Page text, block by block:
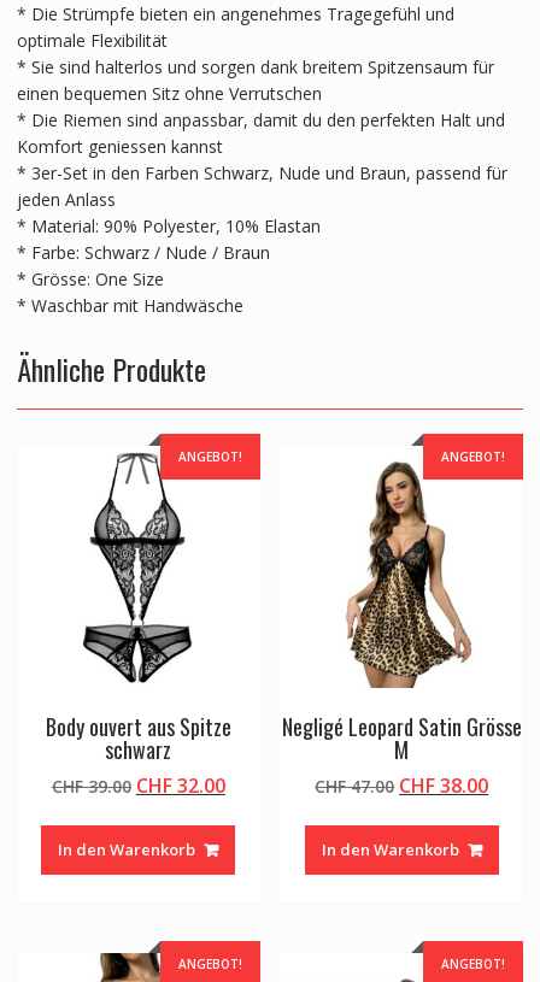
* Die Strümpfe bieten ein angenehmes Tragegefühl und
optimale Flexibilität
* Sie sind halterlos und sorgen dank breitem Spitzensaum für
einen bequemen Sitz ohne Verrutschen
* Die Riemen sind anpassbar, damit du den perfekten Halt und
Komfort geniessen kannst
* 3er-Set in den Farben Schwarz, Nude und Braun, passend für
jeden Anlass
* Material: 90% Polyester, 10% Elastan
* Farbe: Schwarz / Nude / Braun
* Grösse: One Size
* Waschbar mit Handwäsche
Ähnliche Produkte
ANGEBOT!
Body ouvert aus Spitze
schwarz
CHF39.00 Ursprünglicher
war:
CHF 39.00
CHF32.00Aktueller
In den Warenkorb
ANGEBOT!
Negligé Leopard Satin Grösse
M
CHF47.00 Ursprünglicher
war:
CHF 47.00
CHF38.00
In den Warenkorb
ANGEBOT! ANGEBOT!